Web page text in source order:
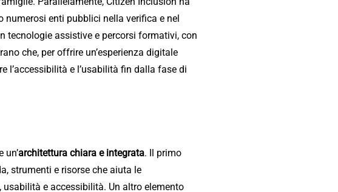
numerosi enti pubblici nella verifica e nel
tecnologie assistive e percorsi formativi, con
che, per offrire un’esperienza digitale
l’accessibilità e l’usabilità fin dalla fase di
un’architettura chiara e integrata. Il primo
strumenti e risorse che aiuta le
e accessibilità. Un altro elemento